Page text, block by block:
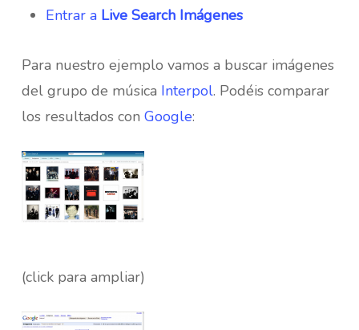
Entrar a Live Search Imágenes
Para nuestro ejemplo vamos a buscar imágenes
del grupo de música Interpol. Podéis comparar
los resultados con Google:
(click para ampliar)